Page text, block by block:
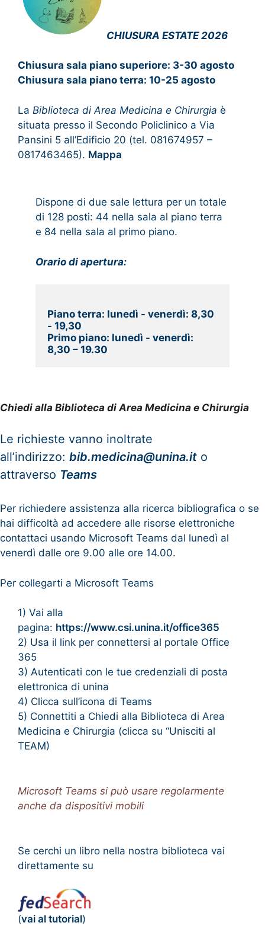
CHIUSURA ESTATE 2026
Chiusura sala piano superiore: 3-30 agosto
Chiusura sala piano terra: 10-25 agosto
La Biblioteca di Area Medicina e Chirurgia è
situata presso il Secondo Policlinico a Via
Pansini 5 all’Edificio 20 (tel. 081674957 –
0817463465). Mappa
Dispone di due sale lettura per un totale
di 128 posti: 44 nella sala al piano terra
e 84 nella sala al primo piano.
Orario di apertura:
Piano terra: lunedì - venerdì: 8,30
- 19,30
Primo piano: lunedì - venerdì:
8,30 – 19.30
Chiedi alla Biblioteca di Area Medicina e Chirurgia
Le richieste vanno inoltrate
all’indirizzo: bib.medicina@unina.it o
attraverso Teams
Per richiedere assistenza alla ricerca bibliografica o se
hai difficoltà ad accedere alle risorse elettroniche
contattaci usando Microsoft Teams dal lunedì al
venerdì dalle ore 9.00 alle ore 14.00.
Per collegarti a Microsoft Teams
1) Vai alla
pagina: https://www.csi.unina.it/office365
2) Usa il link per connettersi al portale Office
365
3) Autenticati con le tue credenziali di posta
elettronica di unina
4) Clicca sull’icona di Teams
5) Connettiti a Chiedi alla Biblioteca di Area
Medicina e Chirurgia (clicca su “Unisciti al
TEAM)
Microsoft Teams si può usare regolarmente
anche da dispositivi mobili
Se cerchi un libro nella nostra biblioteca vai
direttamente su
(vai al tutorial)